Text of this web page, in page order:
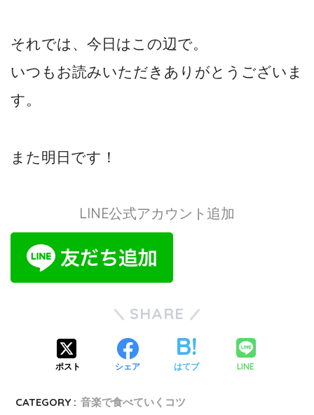
それでは、今日はこの辺で。
いつもお読みいただきありがとうございま
す。
また明日です！
LINE公式アカウント追加
SHARE
ポスト シェア はてブ LINE
CATEGORY : 音楽で食べていくコツ